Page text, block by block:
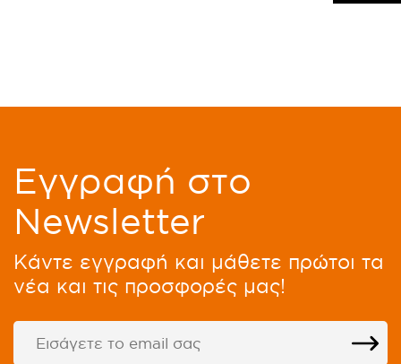
Eγγραφή στο
Newsletter
Kάντε εγγραφή και μάθετε πρώτοι τα
νέα και τις προσφορές μας!